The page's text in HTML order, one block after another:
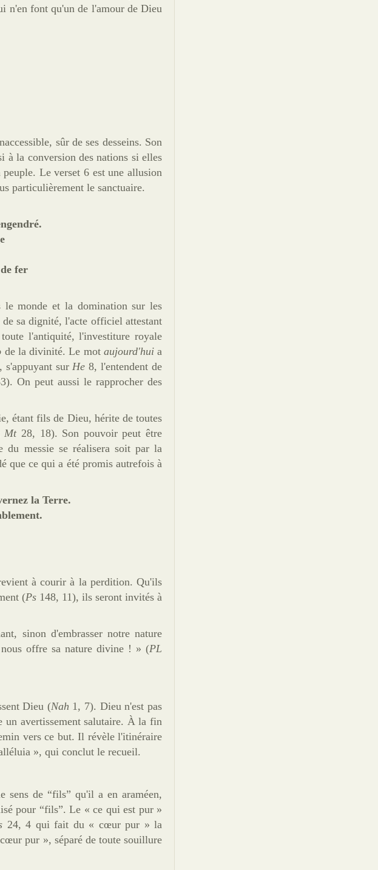
n'en font qu'un de l'amour de Dieu
sûr de ses desseins. Son
à la conversion des nations si elles
Le verset 6 est une allusion
particulièrement le sanctuaire.
fer
lemonde et la domination sur les
sa dignité, l'acte officiel attestant
l'antiquité, l'investiture royale
de la divinité. Le mot aujourd'huia
s'appuyant surHe 8, l'entendent de
On peut aussi le rapprocher des
étant fils de Dieu, hérite de toutes
Mt28, 18). Son pouvoir peut être
messie se réalisera soit par la
que ce qui a été promis autrefois à
la Terre.
à courir à la perdition. Qu'ils
(Ps148, 11), ils seront invités à
sinon d'embrasser notre nature
nous offre sa nature divine ! » (PL
Dieu (Nah 1, 7). Dieu n'est pas
un avertissement salutaire. Àla fin
vers ce but. Il révèle l'itinéraire
», qui conclut le recueil.
sens de “fils” qu'il a en araméen,
pour “fils”. Le « ce qui est pur »
24, 4 qui fait du « cœurpur » la
cœur pur », séparé de toute souillure